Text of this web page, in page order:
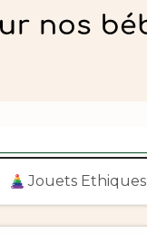
Jouets Ethiques